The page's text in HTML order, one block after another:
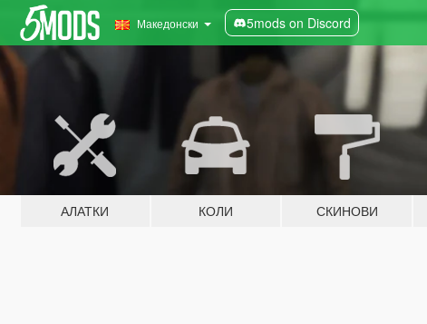
Македонски 5mods on Discord
АЛАТКИ КОЛИ СКИНОВИ